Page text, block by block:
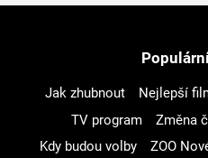
Jak zhubnout Nejlepší
TV program
Změna
Kdy budou volby
ZOO